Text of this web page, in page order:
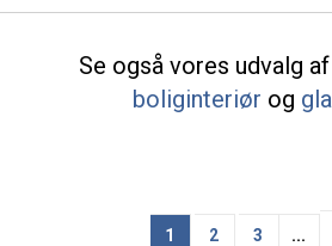
Se også vores udvalg af
boliginteriør og
1 2 3 ...